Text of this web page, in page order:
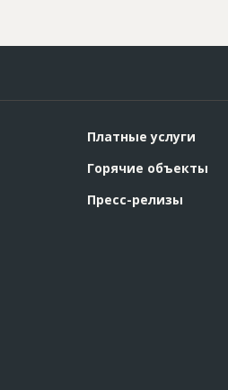
Платные услуги
Горячие объекты
Пресс-релизы